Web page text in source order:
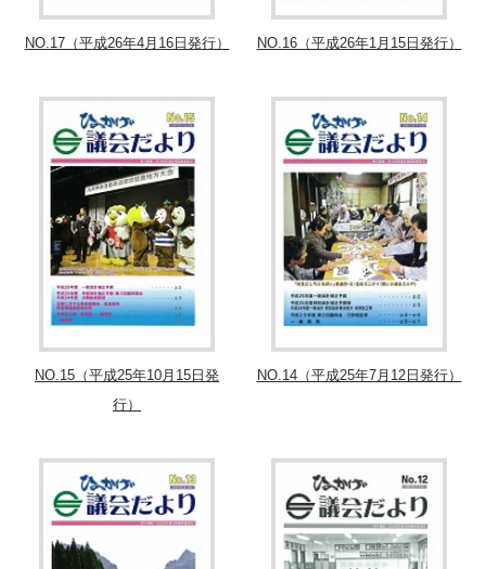
NO.17（平成26年4月16日発行） NO.16（平成26年1月15日発行）
NO.15（平成25年10月15日発
行）
NO.14（平成25年7月12日発行）